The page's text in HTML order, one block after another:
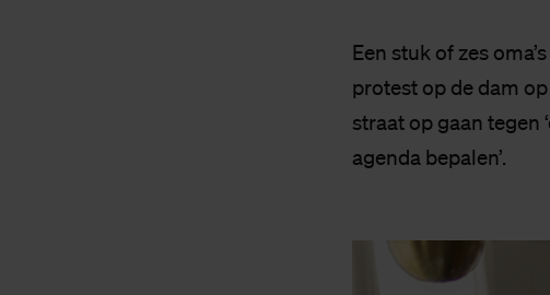
Een stuk of zes
protest op de dam
straat op gaan tegen
agenda bepalen’.